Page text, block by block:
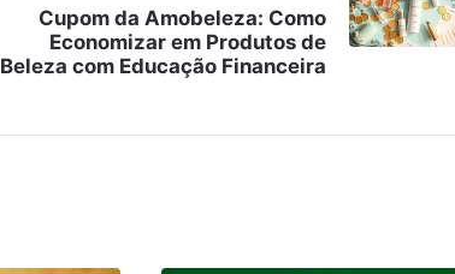
Cupom da Amobeleza: Como
Economizar em Produtos de
Beleza com Educação Financeira